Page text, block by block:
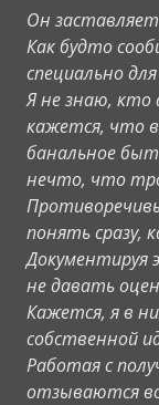
Он
Как будто
специально
Я не знаю, кто
кажется, что
банальное
нечто, что
понять сразу,
Документируя
не давать
Кажется, я в
собственной
Работая с
отзываются